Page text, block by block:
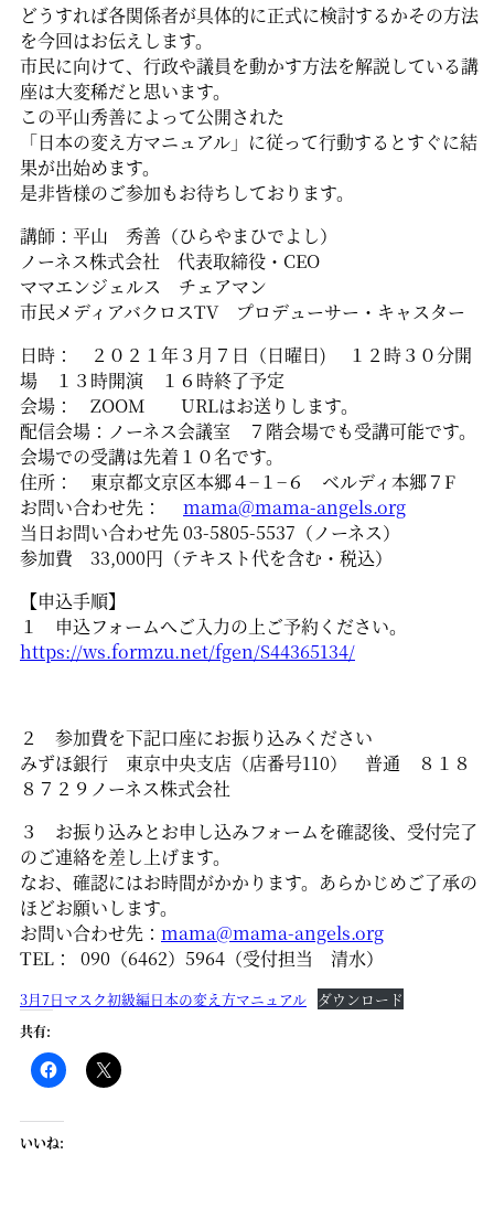
どうすれば各関係者が具体的に正式に検討するかその方法
を今回はお伝えします。
市民に向けて、行政や議員を動かす方法を解説している講
座は大変稀だと思います。
この平山秀善によって公開された
「日本の変え方マニュアル」に従って行動するとすぐに結
果が出始めます。
是非皆様のご参加もお待ちしております。
講師：平山 秀善（ひらやまひでよし）
ノーネス株式会社 代表取締役・CEO
ママエンジェルス チェアマン
市民メディアバクロスTV プロデューサー・キャスター
日時： ２０２１年３月７日（日曜日) １２時３０分開
場 １３時開演 １６時終了予定
会場： ZOOM URLはお送りします。
配信会場：ノーネス会議室 ７階会場でも受講可能です。
会場での受講は先着１０名です。
住所： 東京都文京区本郷４−１−６ ベルディ本郷７F
お問い合わせ先： mama@mama-angels.org
当日お問い合わせ先 03-5805-5537（ノーネス）
参加費 33,000円（テキスト代を含む・税込）
【申込手順】
１ 申込フォームへご入力の上ご予約ください。
https://ws.formzu.net/fgen/S44365134/
２ 参加費を下記口座にお振り込みください
みずほ銀行 東京中央支店（店番号110） 普通 ８１８
８７２９ノーネス株式会社
３ お振り込みとお申し込みフォームを確認後、受付完了
のご連絡を差し上げます。
なお、確認にはお時間がかかります。あらかじめご了承の
ほどお願いします。
お問い合わせ先： mama@mama-angels.org
TEL： 090（6462）5964（受付担当 清水）
3月7日マスク初級編日本の変え方マニュアル ダウンロード
共有:
いいね: